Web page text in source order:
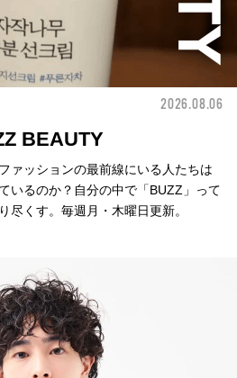
2026.08.06
BEAUTY
ァッションの最前線にいる人たちは
いるのか？自分の中で「BUZZ」って
尽くす。毎週月・木曜日更新。